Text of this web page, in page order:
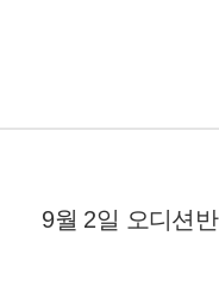
9월 2일 오디션